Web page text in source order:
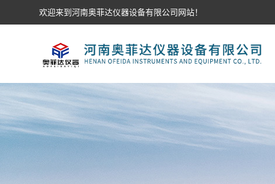
欢迎来到河南奥菲达仪器设备有限公司网站！